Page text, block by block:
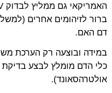
ברור לזיהומים אחרים
דם האם.
במידה ובוצעה רק הערכת
כלי הדם מומלץ לבצע בדיקת
אולטרהסאונד).